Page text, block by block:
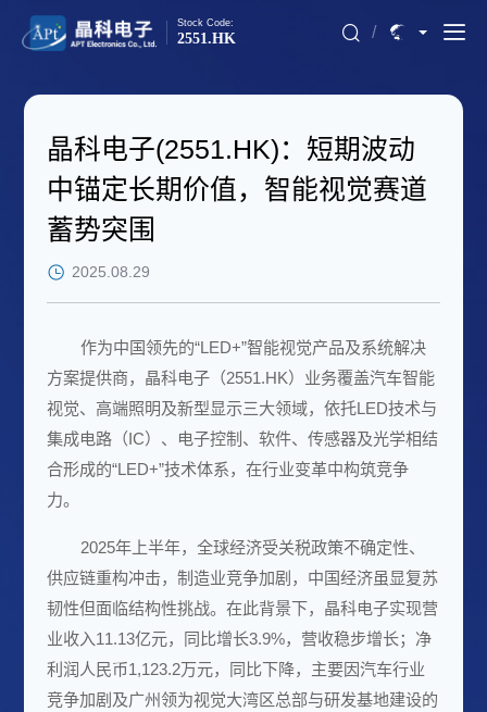
Stock Code:
2551.HK /
晶科电子(2551.HK)：短期波动
中锚定长期价值，智能视觉赛道
蓄势突围
2025.08.29
作为中国领先的“LED+”智能视觉产品及系统解决
方案提供商， 晶科电子 （2551.HK）业务覆盖汽车智能
视觉、高端照明及新型显示三大领域，依托LED技术与
集成电路（IC）、
电子控制、软件、传感器及光学相结
合形成的“LED+”技术体系，在行业变革中构筑竞争
力。
2025年上半年，全球经济受关税政策不确定性、
供应链重构冲击，制造业竞争加剧，中国经济虽显复苏
韧性但面临结构性挑战。在此背景下，晶科电子实现营
业收入11.13亿元，同比增长3.9%，营收稳步增长； 净
利润 人民币1,123.2万元，同比下降，主要因汽车行业
竞争加剧及广州领为视觉大湾区总部与研发基地建设的